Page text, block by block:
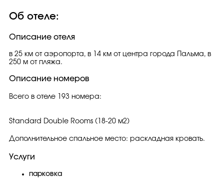
Об отеле:
Описание отеля
в 25 км от аэропорта, в 14 км от центра города Пальма, в
250 м от пляжа.
Описание номеров
Всего в отеле 193 номера:
Standard Double Rooms (18-20 м2)
Дополнительное спальное место: раскладная кровать.
Услуги
парковка